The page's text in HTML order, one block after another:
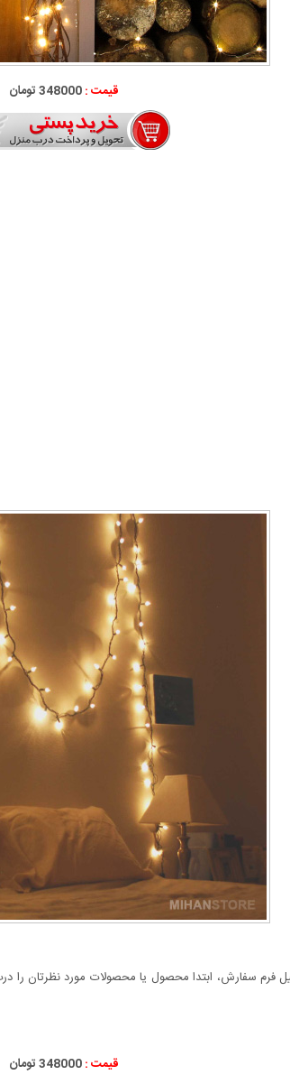
قیمت :348000 تومان
سفارش، ابتدا محصول یا محصولات مورد نظرتان را
قیمت :348000 تومان